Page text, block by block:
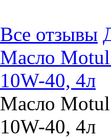
Все отзывы
Масло Motul
10W-40, 4л
Масло Motul
10W-40, 4л